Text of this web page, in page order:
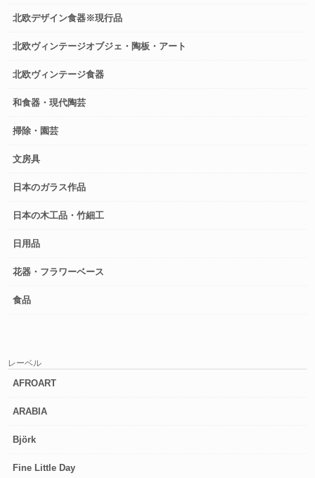
北欧デザイン食器※現行品
北欧ヴィンテージオブジェ・陶板・アート
北欧ヴィンテージ食器
和食器・現代陶芸
掃除・園芸
文房具
日本のガラス作品
日本の木工品・竹細工
日用品
花器・フラワーベース
食品
レーベル
AFROART
ARABIA
Björk
Fine Little Day